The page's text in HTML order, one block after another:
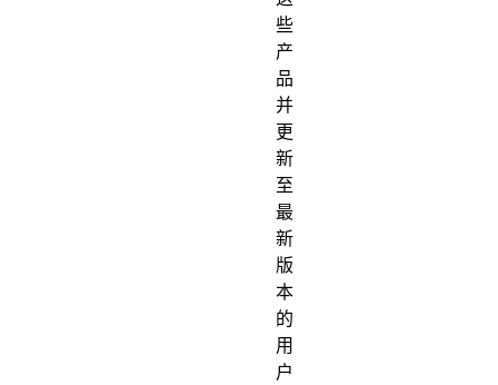
些
产
品
并
更
新
至
最
新
版
本
的
用
户